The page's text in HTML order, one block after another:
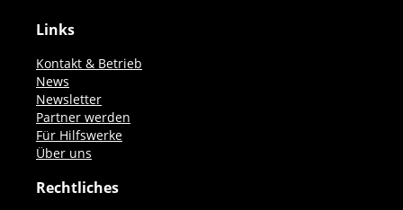
Links
Kontakt & Betrieb
News
Newsletter
Partner werden
Für Hilfswerke
Über uns
Rechtliches